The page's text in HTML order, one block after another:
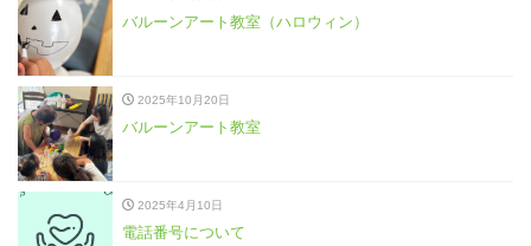
バルーンアート教室（ハロウィン）
2025年10月20日
バルーンアート教室
2025年4月10日
電話番号について